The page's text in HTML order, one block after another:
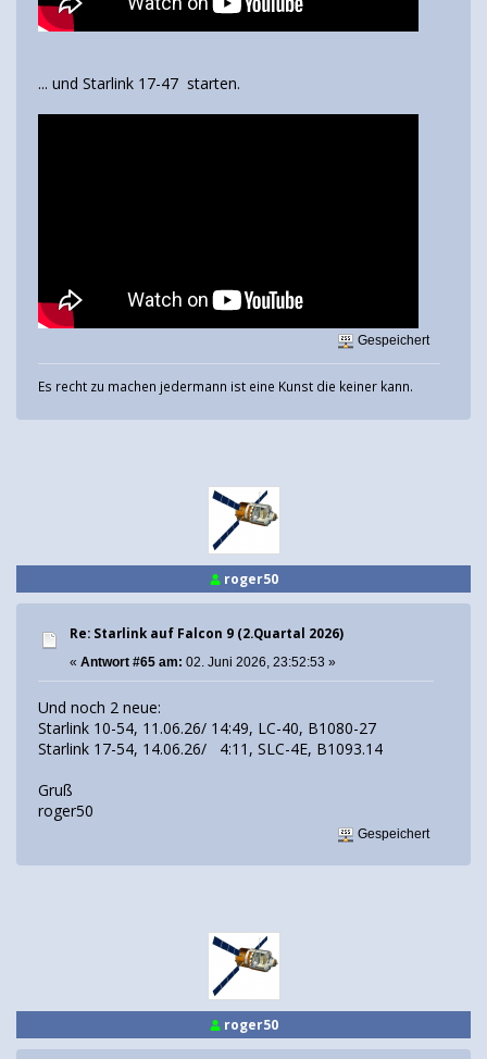
... und Starlink 17-47 starten.
Gespeichert
Es recht zu machen jedermann ist eine Kunst die keiner kann.
roger50
Re: Starlink auf Falcon 9 (2.Quartal 2026)
« Antwort #65 am: 02. Juni 2026, 23:52:53 »
Und noch 2 neue:
Starlink 10-54, 11.06.26/ 14:49, LC-40, B1080-27
Starlink 17-54, 14.06.26/ 4:11, SLC-4E, B1093.14
Gruß
roger50
Gespeichert
roger50